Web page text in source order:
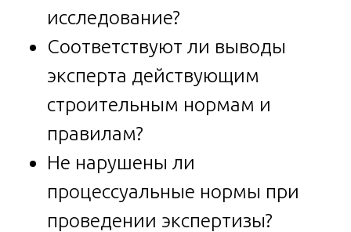
исследование?
Соответствуют ли выводы
эксперта действующим
строительным нормам и
правилам?
Не нарушены ли
процессуальные нормы при
проведении экспертизы?